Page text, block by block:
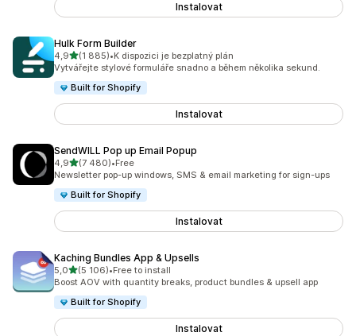
Instalovat
Hulk Form Builder
4,9z 5 hvězd
(1 885)
Celkový počet recenzí: 1885
•K dispozici je bezplatný plán
Vytvářejte stylové formuláře snadno a během několika sekund.
Built for Shopify
Instalovat
SendWILL Pop up Email Popup
4,9z 5 hvězd
(7 480)
Celkový počet recenzí: 7480
•Free
Newsletter pop-up windows, SMS & email marketing for sign-ups
Built for Shopify
Instalovat
Kaching Bundles App & Upsells
5,0z 5 hvězd
(5 106)
Celkový počet recenzí: 5106
•Free to install
Boost AOV with quantity breaks, product bundles & upsell app
Built for Shopify
Instalovat